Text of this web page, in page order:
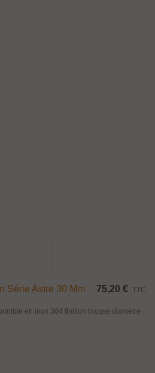
Série Astre 30 Mm 75,20 € TTC
en inox 304 finition brossé diamètre